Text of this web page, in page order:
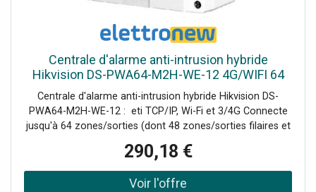
Centrale d'alarme anti-intrusion hybride
Hikvision DS-PWA64-M2H-WE-12 4G/WIFI 64
zones 302402023
Centrale d'alarme anti-intrusion hybride Hikvision DS-
PWA64-M2H-WE-12 : eti TCP/IP, Wi-Fi et 3/4G Connecte
jusqu'à 64 zones/sorties (dont 48 zones/sorties filaires et
répéteurs, 6 sirènes, 8 lecteurs d'étiquettes et claviers.
Prend en charge jusqu'à 48 utilisateurs du réseau, dont 1
installateur, 1 administrateur et 46 utilisateurs normaux.
290,18 €